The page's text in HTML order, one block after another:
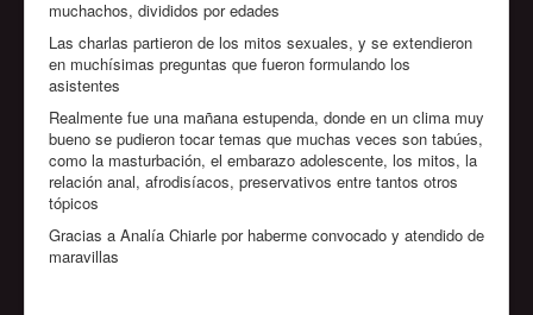
muchachos, divididos por edades
Las charlas partieron de los mitos sexuales, y se extendieron
en muchísimas preguntas que fueron formulando los
asistentes
Realmente fue una mañana estupenda, donde en un clima muy
bueno se pudieron tocar temas que muchas veces son tabúes,
como la masturbación, el embarazo adolescente, los mitos, la
relación anal, afrodisíacos, preservativos entre tantos otros
tópicos
Gracias a Analía Chiarle por haberme convocado y atendido de
maravillas